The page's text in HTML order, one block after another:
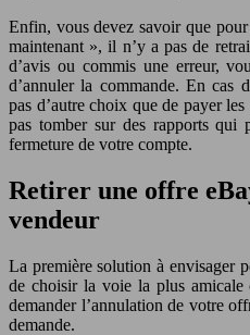
Enfin, vous devez savoir que
maintenant », il n’y a pas de
d’avis ou commis une erreur,
d’annuler la commande. En cas
pas d’autre choix que de payer
pas tomber sur des rapports qui
fermeture de votre compte.
Retirer une offre
vendeur
La première solution à envisager
de choisir la voie la plus amicale
demander l’annulation de votre
demande.